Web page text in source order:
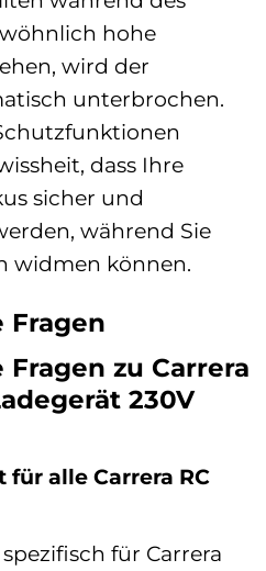
hohe
wird der
unterbrochen.
dass Ihre
sicher und
während Sie
widmen können.
Fragen
zu Carrera
230V
für alle Carrera RC
für Carrera